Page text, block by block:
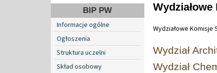
BIP PW
Informacje ogólne
Ogłoszenia
Struktura uczelni
Skład osobowy
Wydziałowe Komisje
Wydział
Wydział